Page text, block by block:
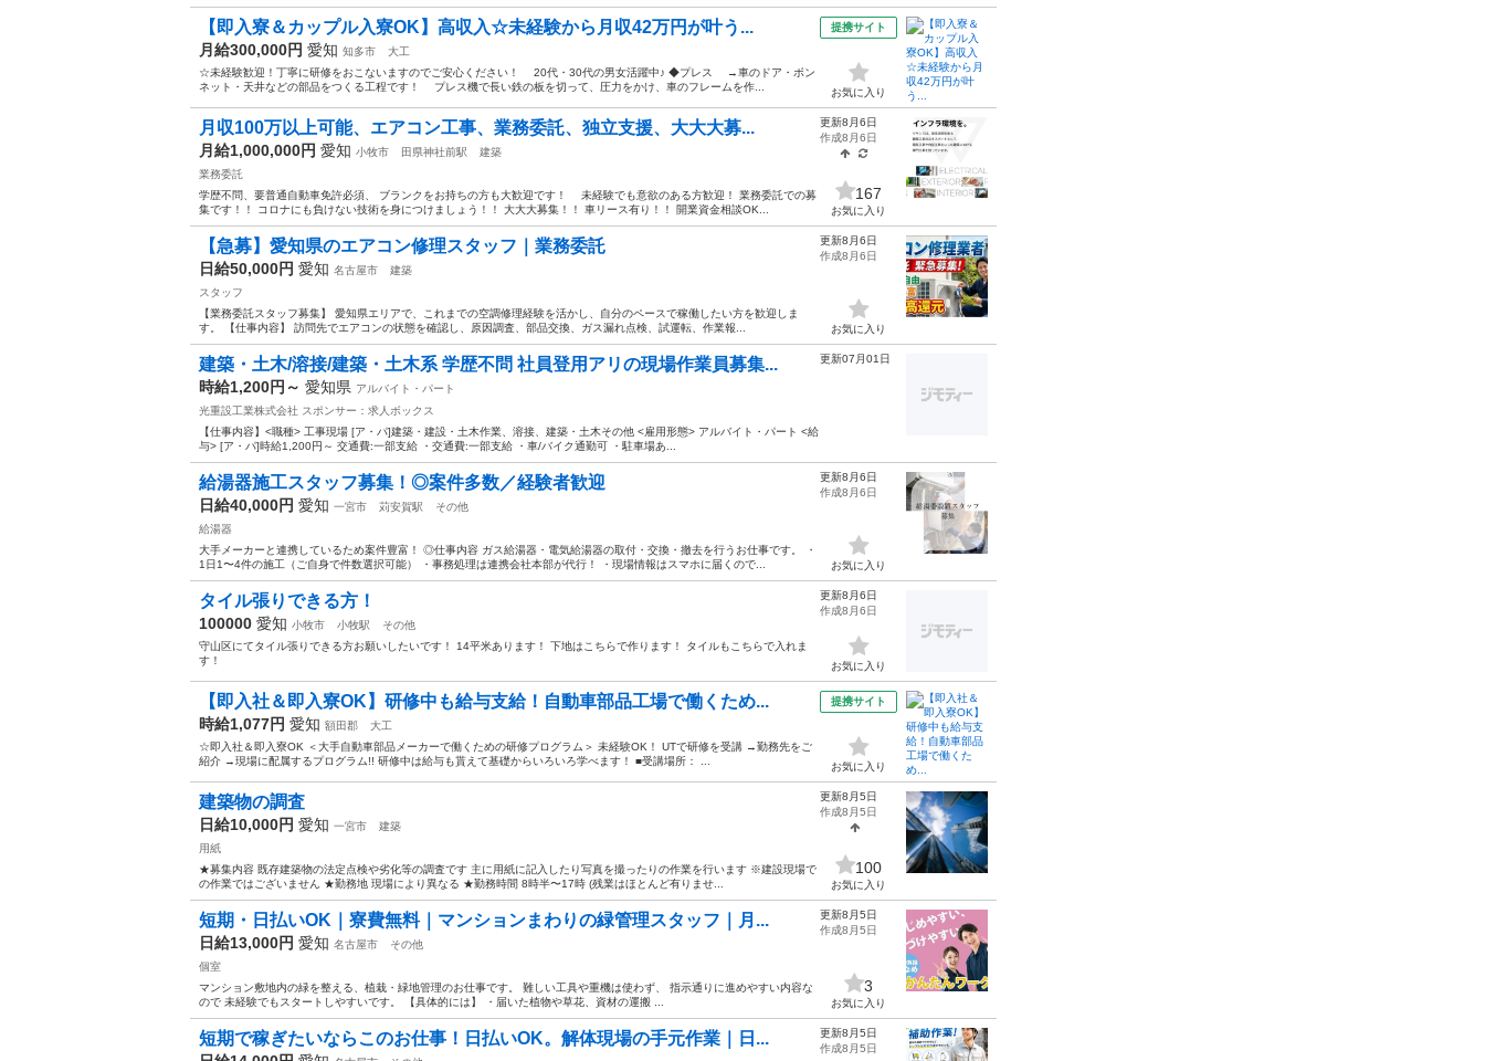
【即入寮＆カップル入寮OK】高収入☆未経験から月収42万円が叶う...
月給300,000円 愛知 知多市
大工
☆未経験歓迎！丁寧に研修をおこないますのでご安心ください！ 20代・30代の男女活躍中♪ ◆プレス →車のドア・ボン
ネット・天井などの部品をつくる工程です！ プレス機で長い鉄の板を切って、圧力をかけ、車のフレームを作...
提携サイト
お気に入り
月収100万以上可能、エアコン工事、業務委託、独立支援、大大大募...
月給1,000,000円 愛知 小牧市 田県神社前駅
建築
業務委託
学歴不問、要普通自動車免許必須、 ブランクをお持ちの方も大歓迎です！ 未経験でも意欲のある方歓迎！ 業務委託での募
集です！！ コロナにも負けない技術を身につけましょう！！ 大大大募集！！ 車リース有り！！ 開業資金相談OK...
更新8月6日
作成8月6日
167
お気に入り
【急募】愛知県のエアコン修理スタッフ｜業務委託
日給50,000円 愛知 名古屋市
建築
スタッフ
【業務委託スタッフ募集】 愛知県エリアで、これまでの空調修理経験を活かし、自分のペースで稼働したい方を歓迎しま
す。 【仕事内容】 訪問先でエアコンの状態を確認し、原因調査、部品交換、ガス漏れ点検、試運転、作業報...
更新8月6日
作成8月6日
お気に入り
建築・土木/溶接/建築・土木系 学歴不問 社員登用アリの現場作業員募集...
時給1,200円～ 愛知県 アルバイト・パート
光重設工業株式会社 スポンサー：求人ボックス
【仕事内容】<職種> 工事現場 [ア・パ]建築・建設・土木作業、溶接、建築・土木その他 <雇用形態> アルバイト・パート <給
与> [ア・パ]時給1,200円～ 交通費:一部支給 ・交通費:一部支給 ・車/バイク通勤可 ・駐車場あ...
更新07月01日
給湯器施工スタッフ募集！◎案件多数／経験者歓迎
日給40,000円 愛知 一宮市 苅安賀駅
その他
給湯器
大手メーカーと連携しているため案件豊富！ ◎仕事内容 ガス給湯器・電気給湯器の取付・交換・撤去を行うお仕事です。 ・
1日1〜4件の施工（ご自身で件数選択可能） ・事務処理は連携会社本部が代行！ ・現場情報はスマホに届くので...
更新8月6日
作成8月6日
お気に入り
タイル張りできる方！
100000 愛知 小牧市 小牧駅
その他
守山区にてタイル張りできる方お願いしたいです！ 14平米あります！ 下地はこちらで作ります！ タイルもこちらで入れま
す！
更新8月6日
作成8月6日
お気に入り
【即入社＆即入寮OK】研修中も給与支給！自動車部品工場で働くため...
時給1,077円 愛知 額田郡
大工
☆即入社＆即入寮OK ＜大手自動車部品メーカーで働くための研修プログラム＞ 未経験OK！ UTで研修を受講 →勤務先をご
紹介 →現場に配属するプログラム!! 研修中は給与も貰えて基礎からいろいろ学べます！ ■受講場所： ...
提携サイト
お気に入り
建築物の調査
日給10,000円 愛知 一宮市
建築
用紙
★募集内容 既存建築物の法定点検や劣化等の調査です 主に用紙に記入したり写真を撮ったりの作業を行います ※建設現場で
の作業ではございません ★勤務地 現場により異なる ★勤務時間 8時半〜17時 (残業はほとんど有りませ...
更新8月5日
作成8月5日
100
お気に入り
短期・日払いOK｜寮費無料｜マンションまわりの緑管理スタッフ｜月...
日給13,000円 愛知 名古屋市
その他
個室
マンション敷地内の緑を整える、植栽・緑地管理のお仕事です。 難しい工具や重機は使わず、 指示通りに進めやすい内容な
ので 未経験でもスタートしやすいです。 【具体的には】 ・届いた植物や草花、資材の運搬 ...
更新8月5日
作成8月5日
3
お気に入り
短期で稼ぎたいならこのお仕事！日払いOK。解体現場の手元作業｜日...
更新8月5日
作成8月5日